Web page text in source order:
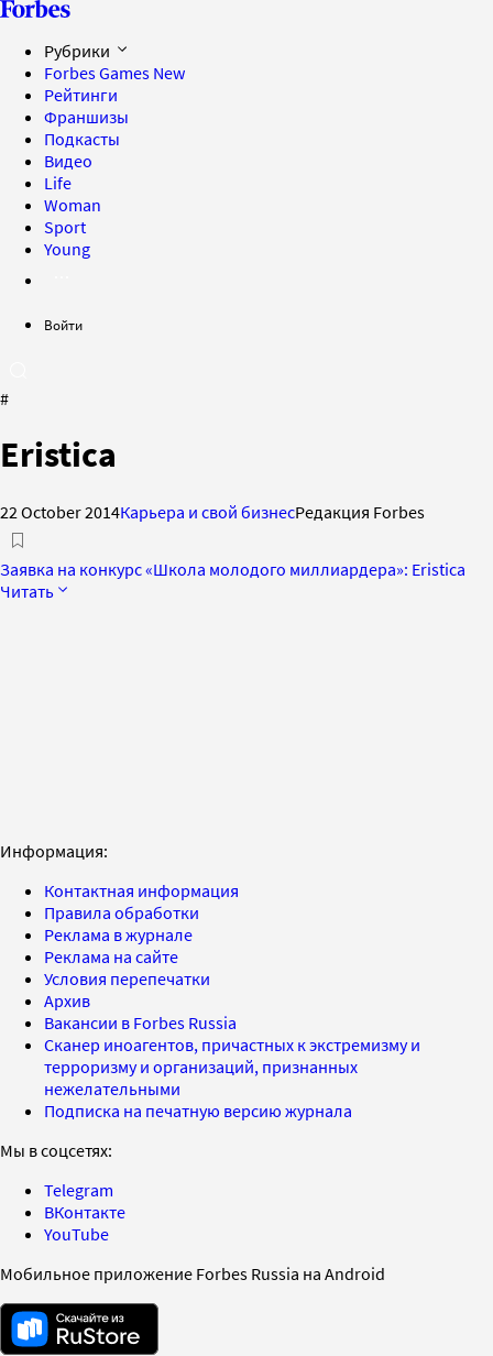
Рубрики
Forbes Games New
Рейтинги
Франшизы
Подкасты
Видео
Life
Woman
Sport
Young
Войти
#
Eristica
22 October 2014Карьера и свой бизнесРедакция Forbes
Заявка на конкурс «Школа молодого миллиардера»: Eristica
Читать
Информация:
Контактная информация
Правила обработки
Реклама в журнале
Реклама на сайте
Условия перепечатки
Архив
Вакансии в Forbes Russia
Сканер иноагентов, причастных к экстремизму и
терроризму и организаций, признанных
нежелательными
Подписка на печатную версию журнала
Мы в соцсетях:
Telegram
ВКонтакте
YouTube
Мобильное приложение Forbes Russia на Android